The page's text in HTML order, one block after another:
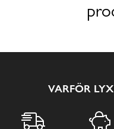
VARFÖR